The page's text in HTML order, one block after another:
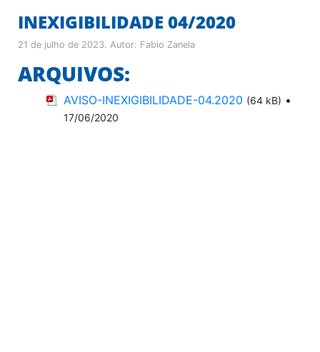
INEXIGIBILIDADE 04/2020
21 de julho de 2023. Autor: Fabio Zanela
ARQUIVOS:
AVISO-INEXIGIBILIDADE-04.2020 (64 kB) •
17/06/2020